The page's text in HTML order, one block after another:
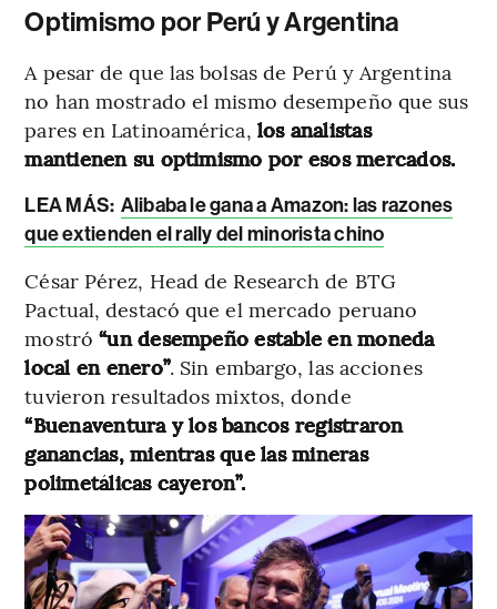
Optimismo por Perú y Argentina
A pesar de que las bolsas de Perú y Argentina
no han mostrado el mismo desempeño que sus
pares en Latinoamérica, los analistas
mantienen su optimismo por esos mercados.
LEA MÁS: Alibaba le gana a Amazon: las razones
que extienden el rally del minorista chino
César Pérez, Head de Research de BTG
Pactual, destacó que el mercado peruano
mostró“un desempeño estable en moneda
local en enero”. Sin embargo, las acciones
tuvieron resultados mixtos, donde
“Buenaventura y los bancos registraron
ganancias, mientras que las mineras
polimetálicas cayeron”.